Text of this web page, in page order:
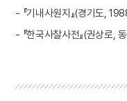
- 『기내사원지』(경기도,
- 『한국사찰사전』(권상로,